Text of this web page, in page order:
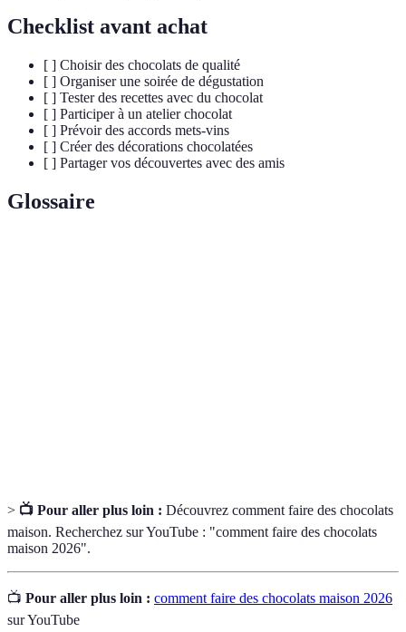
Checklist avant achat
[ ] Choisir des chocolats de qualité
[ ] Organiser une soirée de dégustation
[ ] Tester des recettes avec du chocolat
[ ] Participer à un atelier chocolat
[ ] Prévoir des accords mets-vins
[ ] Créer des décorations chocolatées
[ ] Partager vos découvertes avec des amis
Glossaire
> 📺 Pour aller plus loin : Découvrez comment faire des chocolats
maison. Recherchez sur YouTube : "comment faire des chocolats
maison 2026".
📺 Pour aller plus loin : comment faire des chocolats maison 2026
sur YouTube